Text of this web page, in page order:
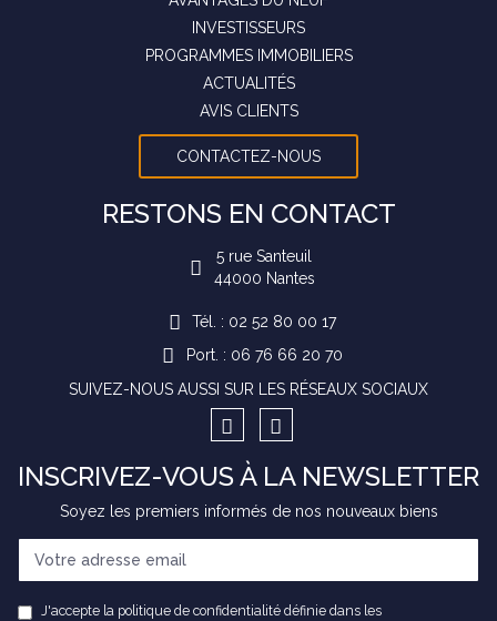
INVESTISSEURS
PROGRAMMES IMMOBILIERS
ACTUALITÉS
AVIS CLIENTS
CONTACTEZ-NOUS
RESTONS EN CONTACT
5 rue Santeuil
44000 Nantes
Tél. : 02 52 80 00 17
Port. : 06 76 66 20 70
SUIVEZ-NOUS AUSSI SUR LES RÉSEAUX SOCIAUX
INSCRIVEZ-VOUS À LA NEWSLETTER
Soyez les premiers informés de nos nouveaux biens
J'accepte la politique de confidentialité définie dans les